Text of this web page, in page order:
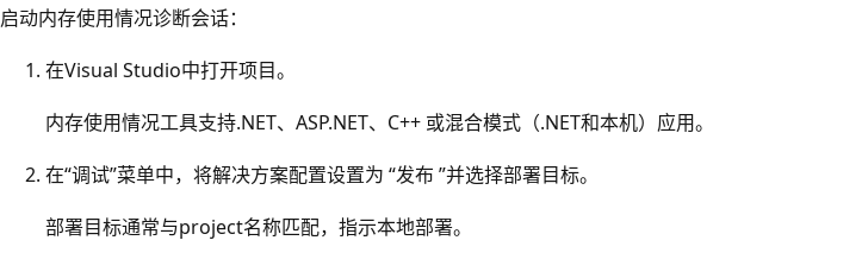
启动内存使用情况诊断会话：
在Visual Studio中打开项目。
内存使用情况工具支持.NET、ASP.NET、C++ 或混合模式（.NET和本机）应用。
在“调试”菜单中，将解决方案配置设置为 “发布 ”并选择部署目标。
部署目标通常与project名称匹配，指示本地部署。